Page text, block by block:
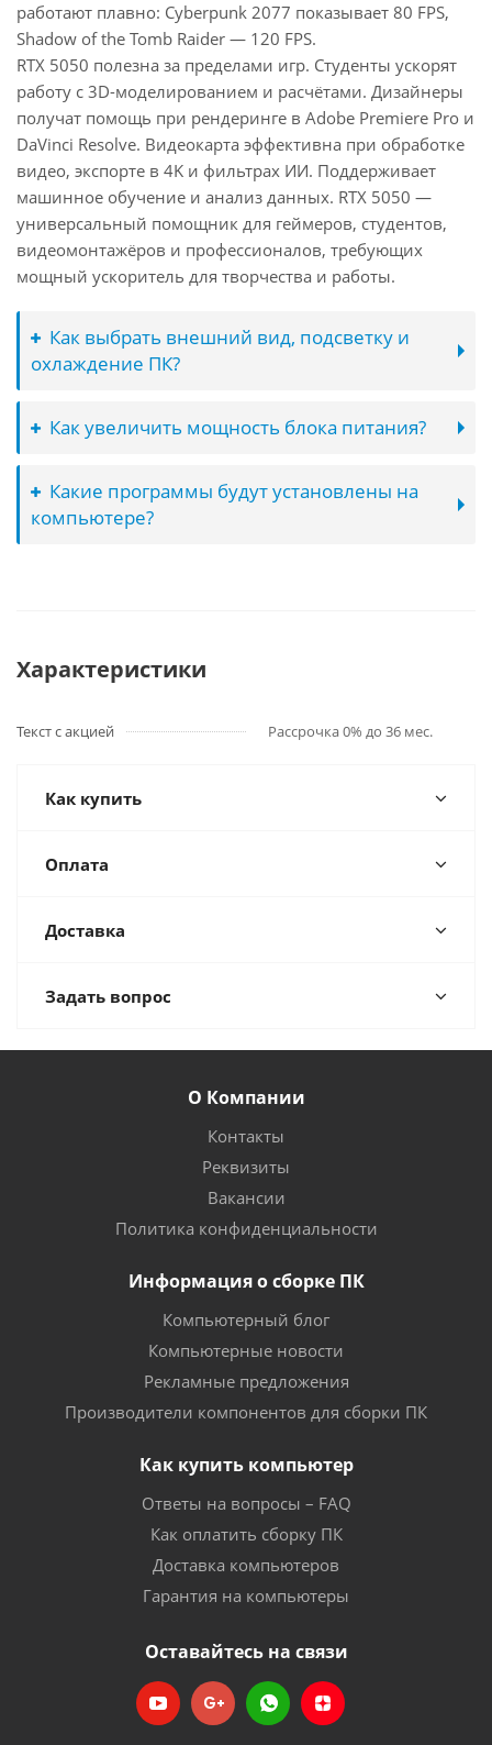
работают плавно: Cyberpunk 2077 показывает 80 FPS,
Shadow of the Tomb Raider — 120 FPS.
RTX 5050 полезна за пределами игр. Студенты ускорят
работу с 3D-моделированием и расчётами. Дизайнеры
получат помощь при рендеринге в Adobe Premiere Pro и
DaVinci Resolve. Видеокарта эффективна при обработке
видео, экспорте в 4K и фильтрах ИИ. Поддерживает
машинное обучение и анализ данных. RTX 5050 —
универсальный помощник для геймеров, студентов,
видеомонтажёров и профессионалов, требующих
мощный ускоритель для творчества и работы.
Как выбрать внешний вид, подсветку и
охлаждение ПК?
Как увеличить мощность блока питания?
Какие программы будут установлены на
компьютере?
Характеристики
Текст с акцией Рассрочка 0% до 36 мес.
Как купить
Оплата
Доставка
Задать вопрос
О Компании
Контакты
Реквизиты
Вакансии
Политика конфиденциальности
Информация о сборке ПК
Компьютерный блог
Компьютерные новости
Рекламные предложения
Производители компонентов для сборки ПК
Как купить компьютер
Ответы на вопросы – FAQ
Как оплатить сборку ПК
Доставка компьютеров
Гарантия на компьютеры
Оставайтесь на связи